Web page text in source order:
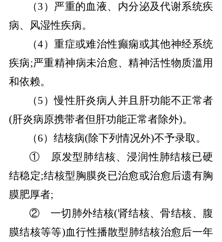
（3 ） 严重的血液、内分泌及代谢系统疾
病、风湿性疾病。
（4）重症或难治性癫痫或其他神经系统
疾病;严重精神病未治愈、精神活性物质滥用
和依赖。
（5 ）慢性肝炎病人并且肝功能不正常者
(肝炎病原携带者但肝功能正常者除外)。
（6） 结核病(除下列情况外)不予录取。
① 原发型肺结核、浸润性肺结核已硬
结稳定;结核型胸膜炎已治愈或治愈后遗有胸
膜肥厚者;
② 一切肺外结核(肾结核、骨结核、腹
膜结核等等)血行性播散型肺结核治愈后一年